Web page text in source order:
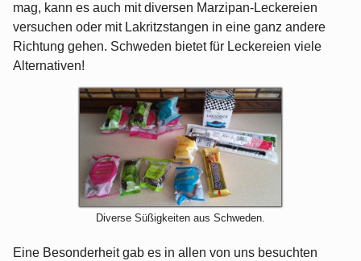
mag, kann es auch mit diversen Marzipan-Leckereien
versuchen oder mit Lakritzstangen in eine ganz andere
Richtung gehen. Schweden bietet für Leckereien viele
Alternativen!
Diverse Süßigkeiten aus Schweden.
Eine Besonderheit gab es in allen von uns besuchten